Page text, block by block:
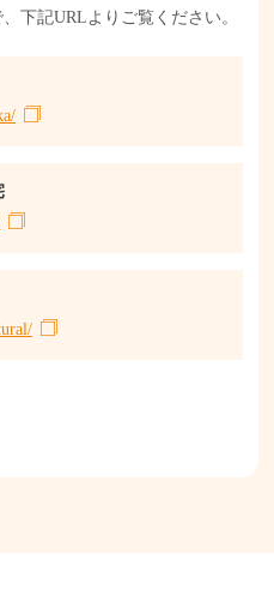
下記URLよりご覧ください。